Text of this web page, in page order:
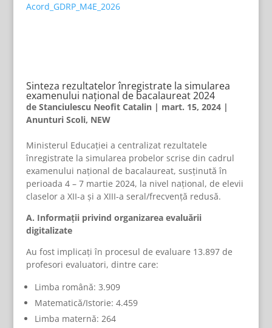
Acord_GDRP_M4E_2026
Sinteza rezultatelor înregistrate la simularea
examenului național de bacalaureat 2024
de Stanciulescu Neofit Catalin| mart. 15, 2024|
Anunturi Scoli, NEW
Ministerul Educației a centralizat rezultatele
înregistrate la simularea probelor scrise din cadrul
examenului național de bacalaureat, susținută în
perioada 4 – 7 martie 2024, la nivel național, de elevii
claselor a XII-a şi a XIII-a seral/frecvenţă redusă.
A. Informații privind organizarea evaluării
digitalizate
Au fost implicați în procesul de evaluare 13.897 de
profesori evaluatori, dintre care:
Limba română: 3.909
Matematică/Istorie: 4.459
Limba maternă: 264